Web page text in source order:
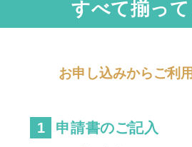
すべて揃って
お申し込みからご利
申請書のご記入